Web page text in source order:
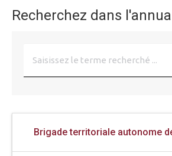
Recherchez dans
Brigade territoriale autonome